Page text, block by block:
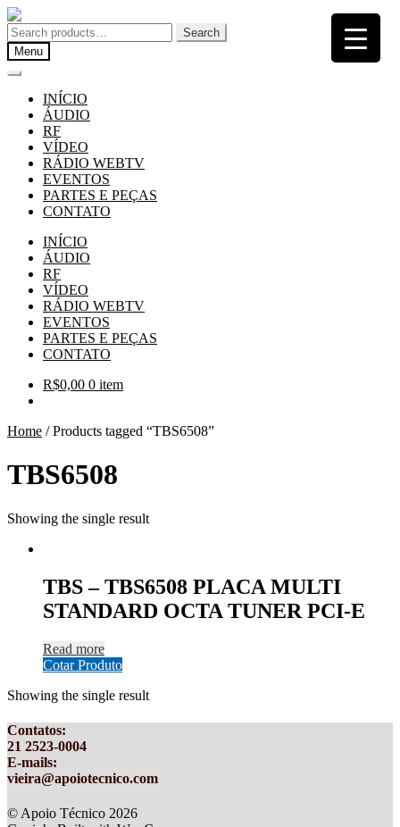
Pular
para
navegação
Pular
para
o
conteúdo
Search
for:
Search
Menu
INÍCIO
ÁUDIO
RF
VÍDEO
RÁDIO WEBTV
EVENTOS
PARTES E PEÇAS
CONTATO
INÍCIO
ÁUDIO
RF
VÍDEO
RÁDIO WEBTV
EVENTOS
PARTES E PEÇAS
CONTATO
R$0,00 0 item
Home /Products tagged “TBS6508”
TBS6508
Showing the single result
TBS – TBS6508 PLACA MULTI
STANDARD OCTA TUNER PCI-E
Read more
Cotar Produto
Showing the single result
Contatos:
21 2523-0004
E-mails:
vieira@apoiotecnico.com
© Apoio Técnico 2026